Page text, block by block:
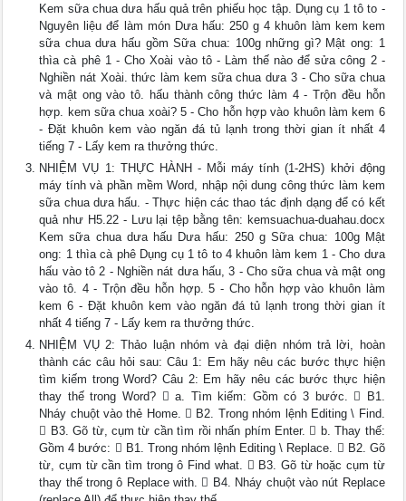
Kem sữa chua dưa hấu quả trên phiếu học tập. Dụng cụ 1 tô to -
Nguyên liệu để làm món Dưa hấu: 250 g 4 khuôn làm kem kem
sữa chua dưa hấu gồm Sữa chua: 100g những gì? Mật ong: 1
thìa cà phê 1 - Cho Xoài vào tô - Làm thế nào để sửa công 2 -
Nghiền nát Xoài. thức làm kem sữa chua dưa 3 - Cho sữa chua
và mật ong vào tô. hấu thành công thức làm 4 - Trộn đều hỗn
hợp. kem sữa chua xoài? 5 - Cho hỗn hợp vào khuôn làm kem 6
- Đặt khuôn kem vào ngăn đá tủ lạnh trong thời gian ít nhất 4
tiếng 7 - Lấy kem ra thưởng thức.
NHIỆM VỤ 1: THỰC HÀNH - Mỗi máy tính (1-2HS) khởi động
máy tính và phần mềm Word, nhập nội dung công thức làm kem
sữa chua dưa hấu. - Thực hiện các thao tác định dạng để có kết
quả như H5.22 - Lưu lại tệp bằng tên: kemsuachua-duahau.docx
Kem sữa chua dưa hấu Dưa hấu: 250 g Sữa chua: 100g Mật
ong: 1 thìa cà phê Dụng cụ 1 tô to 4 khuôn làm kem 1 - Cho dưa
hấu vào tô 2 - Nghiền nát dưa hấu, 3 - Cho sữa chua và mật ong
vào tô. 4 - Trộn đều hỗn hợp. 5 - Cho hỗn hợp vào khuôn làm
kem 6 - Đặt khuôn kem vào ngăn đá tủ lạnh trong thời gian ít
nhất 4 tiếng 7 - Lấy kem ra thưởng thức.
NHIỆM VỤ 2: Thảo luận nhóm và đại diện nhóm trả lời, hoàn
thành các câu hỏi sau: Câu 1: Em hãy nêu các bước thực hiện
tìm kiếm trong Word? Câu 2: Em hãy nêu các bước thực hiện
thay thế trong Word?  a. Tìm kiếm: Gồm có 3 bước.  B1.
Nháy chuột vào thẻ Home.  B2. Trong nhóm lệnh Editing \ Find.
 B3. Gõ từ, cụm từ cần tìm rồi nhấn phím Enter.  b. Thay thế:
Gồm 4 bước:  B1. Trong nhóm lệnh Editing \ Replace.  B2. Gõ
từ, cụm từ cần tìm trong ô Find what.  B3. Gõ từ hoặc cụm từ
thay thế trong ô Replace with.  B4. Nháy chuột vào nút Replace